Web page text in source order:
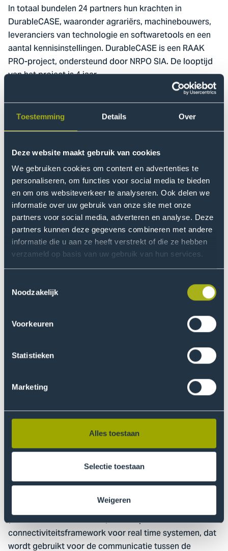
Toestemming Details Over
Deze website maakt gebruik van cookies
We gebruiken cookies om content en advertenties te
personaliseren, om functies voor social media te bieden
en om ons websiteverkeer te analyseren. Ook delen we
informatie over uw gebruik van onze site met onze
partners voor social media, adverteren en analyse. Deze
partners kunnen deze gegevens combineren met andere
informatie die u aan ze heeft verstrekt of die ze hebben
verzameld op basis van uw gebruik van hun services.
Noodzakelijk
Voorkeuren
Statistieken
Marketing
Alles toestaan
Selectie toestaan
Weigeren
In totaal bundelen 24 partners hun krachten in
DurableCASE, waaronder agrariërs, machinebouwers,
leveranciers van technologie en softwaretools en een
aantal kennisinstellingen. DurableCASE is een RAAK
PRO-project, ondersteund door NRPO SIA. De looptijd
van het project is 4 jaar.
Rol van het lectoraat
Het lectoraat Network & Systems Engineering Cyber
Security is als kennispartner van het CoECS betrokken
bij DurableCASE. Het lectoraat biedt onder meer
ondersteuning bij het opstellen van de eisen en het
architectuurontwerp (beveiliging), 'security-by-design',
neemt deel aan de werkgroep Software Development
Environment (SDE) en draagt bij aan de validatie van de
beveiliging.
Risicobeoordeling voor de
projectpartner
Als onderdeel van het DurableCASE-project is er een
risicobeoordeling uitgevoerd voor een van de
methodologie zijn er een aantal workshops
georganiseerd om de oorsprong van de risico's en de
beoogde doelstellingen te bepalen, en deze te scoren
op motivatie, middelen en activiteit.
Beveiligingsbeoordeling van
ROS2/DDS
Voor hun semesterproject hebben studenten van De
Haagse Hogeschool verschillende DDS-middleware-
implementaties beoordeeld voor gebruik door de
robotagenten in het DurableCASE-project. Robot
Operating System 2 (ROS2) is een besturingssysteem
dat wordt gebruikt voor robots zoals de
landbouwrobots in het DurableCASE-project. DDS
(Data Distribution Service) is een open standaard
connectiviteitsframework voor real time systemen, dat
wordt gebruikt voor de communicatie tussen de